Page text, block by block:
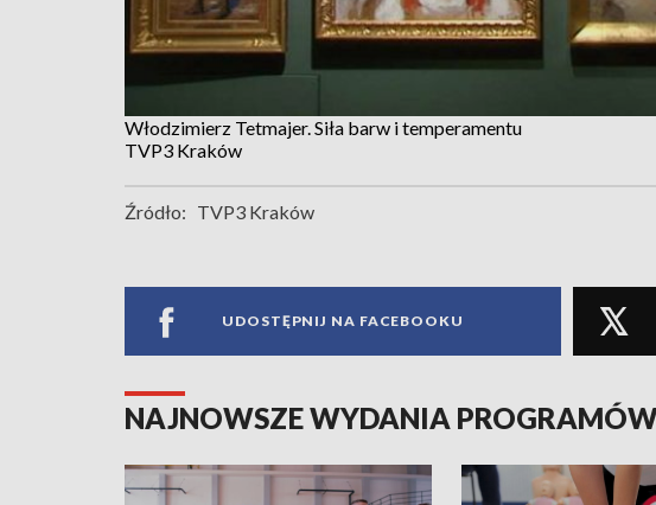
Włodzimierz Tetmajer. Siła barw i temperamentu
TVP3 Kraków
Źródło: TVP3 Kraków
UDOSTĘPNIJ NA FACEBOOKU
NAJNOWSZE WYDANIA